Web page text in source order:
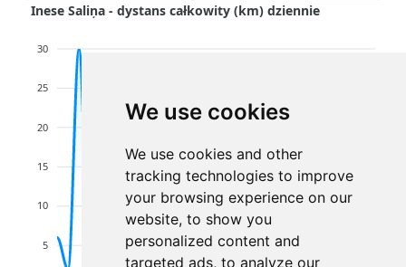
We use cookies
We use cookies and other
tracking technologies to improve
your browsing experience on our
website, to show you
personalized content and
targeted ads, to analyze our
Inese Saliņa - dystans całkowity (km) dziennie
30
25
20
15
10
5